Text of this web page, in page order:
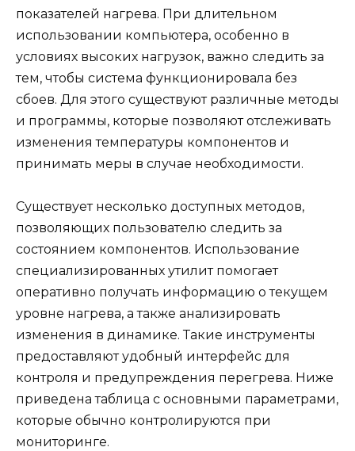
показателей нагрева. При длительном
использовании компьютера, особенно в
условиях высоких нагрузок, важно следить за
тем, чтобы система функционировала без
сбоев. Для этого существуют различные методы
и программы, которые позволяют отслеживать
изменения температуры компонентов и
принимать меры в случае необходимости.
Существует несколько доступных методов,
позволяющих пользователю следить за
состоянием компонентов. Использование
специализированных утилит помогает
оперативно получать информацию о текущем
уровне нагрева, а также анализировать
изменения в динамике. Такие инструменты
предоставляют удобный интерфейс для
контроля и предупреждения перегрева. Ниже
приведена таблица с основными параметрами,
которые обычно контролируются при
мониторинге.